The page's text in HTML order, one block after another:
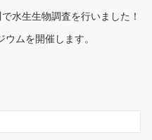
水生生物調査を行いました！
ムを開催します。